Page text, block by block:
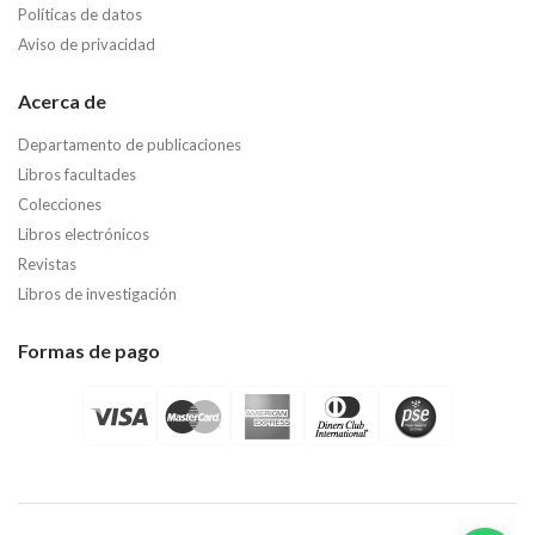
Políticas de datos
Aviso de privacidad
Acerca de
Departamento de publicaciones
Libros facultades
Colecciones
Libros electrónicos
Revistas
Libros de investigación
Formas de pago